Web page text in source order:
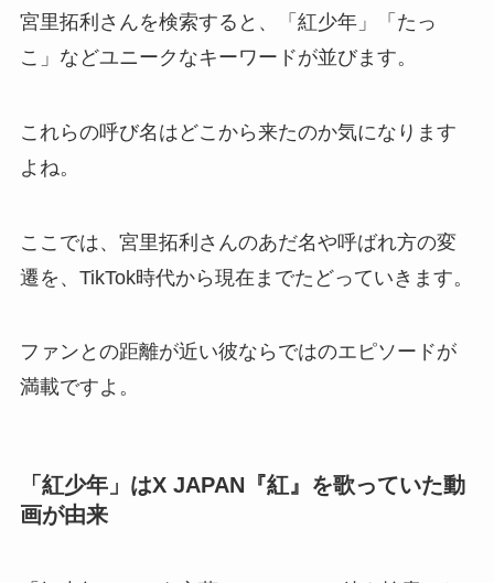
宮里拓利さんを検索すると、「紅少年」「たっ
こ」などユニークなキーワードが並びます。
これらの呼び名はどこから来たのか気になります
よね。
ここでは、宮里拓利さんのあだ名や呼ばれ方の変
遷を、TikTok時代から現在までたどっていきます。
ファンとの距離が近い彼ならではのエピソードが
満載ですよ。
「紅少年」はX JAPAN『紅』を歌っていた動
画が由来